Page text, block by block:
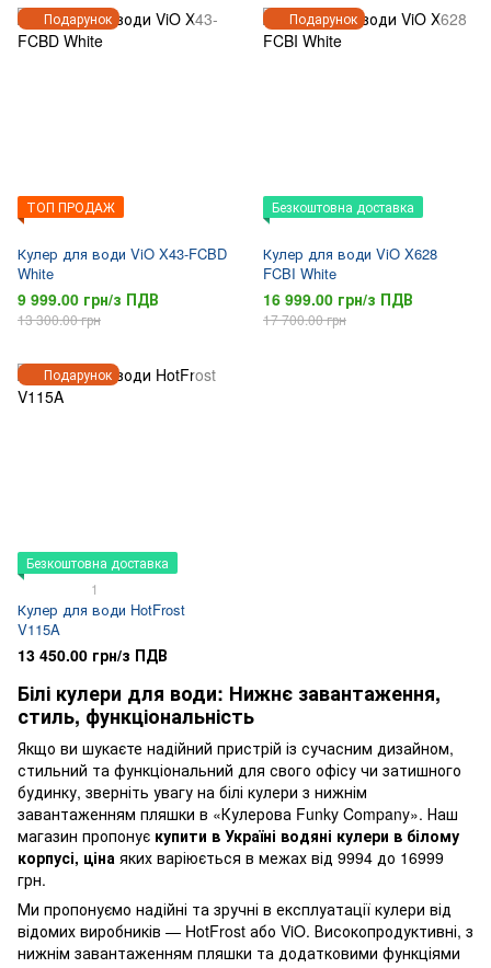
Подарунок
ТОП ПРОДАЖ
Кулер для води ViO X43-FCBD
White
9 999.00 грн/з ПДВ
13 300.00 грн
Подарунок
Безкоштовна доставка
Кулер для води ViO X628
FCBI White
16 999.00 грн/з ПДВ
17 700.00 грн
Подарунок
Безкоштовна доставка
1
Кулер для води HotFrost
V115A
13 450.00 грн/з ПДВ
Білі кулери для води: Нижнє завантаження,
стиль, функціональність
Якщо ви шукаєте надійний пристрій із сучасним дизайном,
стильний та функціональний для свого офісу чи затишного
будинку, зверніть увагу на білі кулери з нижнім
завантаженням пляшки в «Кулерова Funky Company». Наш
магазин пропонує купити в Україні водяні кулери в білому
корпусі, ціна яких варіюється в межах від 9994 до 16999
грн.
Ми пропонуємо надійні та зручні в експлуатації кулери від
відомих виробників — HotFrost або ViO. Високопродуктивні, з
нижнім завантаженням пляшки та додатковими функціями